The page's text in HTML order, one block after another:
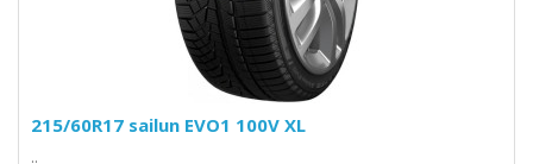
215/60R17 sailun EVO1 100V XL
..